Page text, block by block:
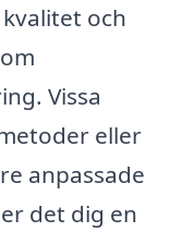
och
Vissa
eller
anpassade
det dig en